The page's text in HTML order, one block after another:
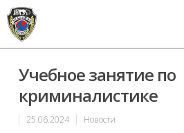
Учебное занятие по
криминалистике
25.06.2024 Новости